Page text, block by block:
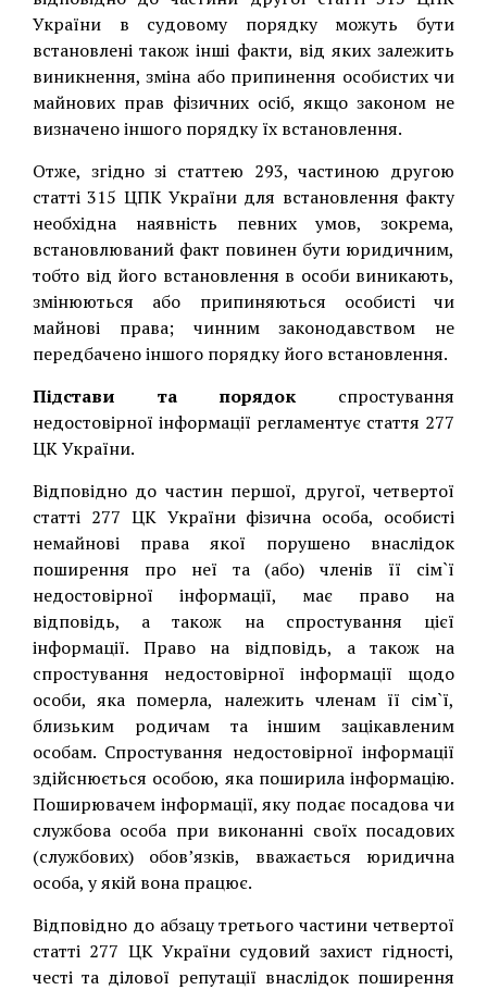
України в судовому порядку можуть бути
встановлені також інші факти, від яких залежить
виникнення, зміна або припинення особистих чи
майнових прав фізичних осіб, якщо законом не
визначено іншого порядку їх встановлення.
Отже, згідно зі статтею 293, частиною другою
статті 315 ЦПК України для встановлення факту
необхідна наявність певних умов, зокрема,
встановлюваний факт повинен бути юридичним,
тобто від його встановлення в особи виникають,
змінюються або припиняються особисті чи
майнові права; чинним законодавством не
передбачено іншого порядку його встановлення.
Підстави та порядокспростування
недостовірної інформації регламентує стаття 277
ЦК України.
Відповідно до частин першої, другої, четвертої
статті 277 ЦК України фізична особа, особисті
немайнові права якої порушено внаслідок
поширення про неї та (або) членів її сім`ї
недостовірної інформації, має право на
відповідь, а також на спростування цієї
інформації. Право на відповідь, а також на
спростування недостовірної інформації щодо
особи, яка померла, належить членам її сім`ї,
близьким родичам та іншим зацікавленим
особам. Спростування недостовірної інформації
здійснюється особою, яка поширила інформацію.
Поширювачем інформації, яку подає посадова чи
службова особа при виконанні своїх посадових
(службових) обов’язків, вважається юридична
особа, у якій вона працює.
Відповідно до абзацу третього частини четвертої
статті 277 ЦК України судовий захист гідності,
честі та ділової репутації внаслідок поширення